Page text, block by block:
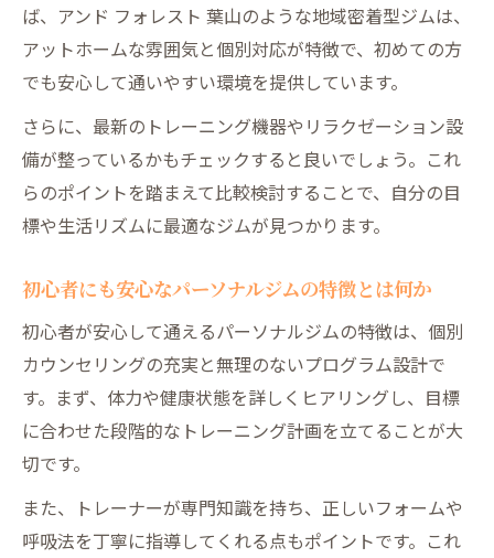
横須賀トレーニングジムの営業時間と活用
法
24時間利用可能なパーソナルジムの魅力を
葉山で忙しい人向けにおすすめの通い方
パーソナルジムならではの柔軟な予約制度
長く続けやすいパーソナルトレーニングの特徴
パーソナルジムの継続できるサポート体制
を解説
無理なく続けられるパーソナルトレーニン
グの秘訣
トとは
葉山地域で支持されるパーソナルジムの共
ば、アンド フォレスト 葉山のような地域密着型ジムは、
アットホームな雰囲気と個別対応が特徴で、初めての方
でも安心して通いやすい環境を提供しています。
さらに、最新のトレーニング機器やリラクゼーション設
備が整っているかもチェックすると良いでしょう。これ
らのポイントを踏まえて比較検討することで、自分の目
標や生活リズムに最適なジムが見つかります。
初心者にも安心なパーソナルジムの特徴とは何か
初心者が安心して通えるパーソナルジムの特徴は、個別
カウンセリングの充実と無理のないプログラム設計で
す。まず、体力や健康状態を詳しくヒアリングし、目標
に合わせた段階的なトレーニング計画を立てることが大
切です。
また、トレーナーが専門知識を持ち、正しいフォームや
呼吸法を丁寧に指導してくれる点もポイントです。これ